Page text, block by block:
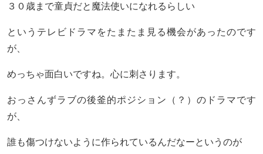
３０歳まで童貞だと魔法使いになれるらしい
というテレビドラマをたまたま見る機会があったのです
が、
めっちゃ面白いですね。心に刺さります。
おっさんずラブの後釜的ポジション（？）のドラマです
が、
誰も傷つけないように作られているんだなーというのが